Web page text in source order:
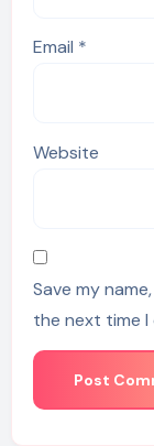
Email *
Website
Save my
the next time I